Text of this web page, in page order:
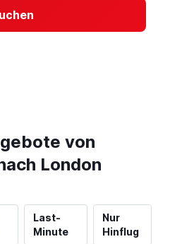
von
London
Last-
Minute
Nur
Hinflug